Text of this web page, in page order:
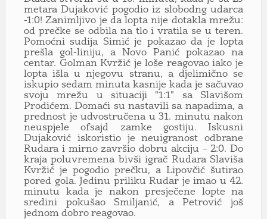
metara Dujaković pogodio iz slobodng udarca
-1:0! Zanimljivo je da lopta nije dotakla mrežu:
od prečke se odbila na tlo i vratila se u teren.
Pomoćni sudija Simić je pokazao da je lopta
prešla gol-liniju, a Novo Panić pokazao na
centar. Golman Kvržić je loše reagovao iako je
lopta išla u njegovu stranu, a djelimično se
iskupio sedam minuta kasnije kada je sačuvao
svoju mrežu u situaciji "1:1" sa Slavišom
Prodićem. Domaći su nastavili sa napadima, a
prednost je udvostručena u 31. minutu nakon
neuspjele ofsajd zamke gostiju. Iskusni
Dujaković iskoristio je neuigranost odbrane
Rudara i mirno završio dobru akciju – 2:0. Do
kraja poluvremena bivši igrač Rudara Slaviša
Kvržić je pogodio prečku, a Lipovčić šutirao
pored gola. Jedinu priliku Rudar je imao u 42.
minutu kada je nakon presječene lopte na
sredini pokušao Smiljanić, a Petrović još
jednom dobro reagovao.